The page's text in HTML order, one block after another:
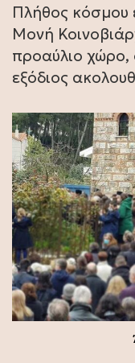
Πλήθος κόσμου
Μονή
προαύλιο χώρο,
εξόδιος